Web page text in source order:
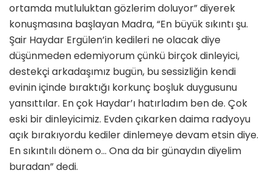
ortamda mutluluktan gözlerim doluyor” diyerek
konuşmasına başlayan Madra, “En büyük sıkıntı şu.
Şair Haydar Ergülen’in kedileri ne olacak diye
düşünmeden edemiyorum çünkü birçok dinleyici,
destekçi arkadaşımız bugün, bu sessizliğin kendi
evinin içinde bıraktığı korkunç boşluk duygusunu
yansıttılar. En çok Haydar’ı hatırladım ben de. Çok
eski bir dinleyicimiz. Evden çıkarken daima radyoyu
açık bırakıyordu kediler dinlemeye devam etsin diye.
En sıkıntılı dönem o… Ona da bir günaydın diyelim
buradan” dedi.